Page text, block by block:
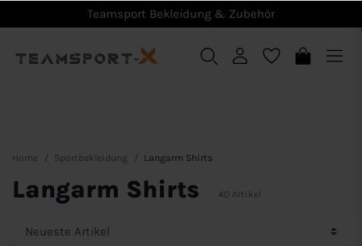
Teamsport Bekleidung & Zubehör
Home Sportbekleidung Langarm Shirts
Langarm Shirts 40 Artikel